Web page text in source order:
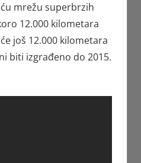
mrežu superbrzih
12.000 kilometara
još 12.000 kilometara
biti izgrađeno do 2015.